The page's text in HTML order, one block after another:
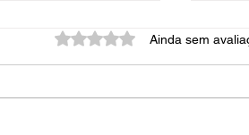
Avaliado com 0 de 5
Ainda sem